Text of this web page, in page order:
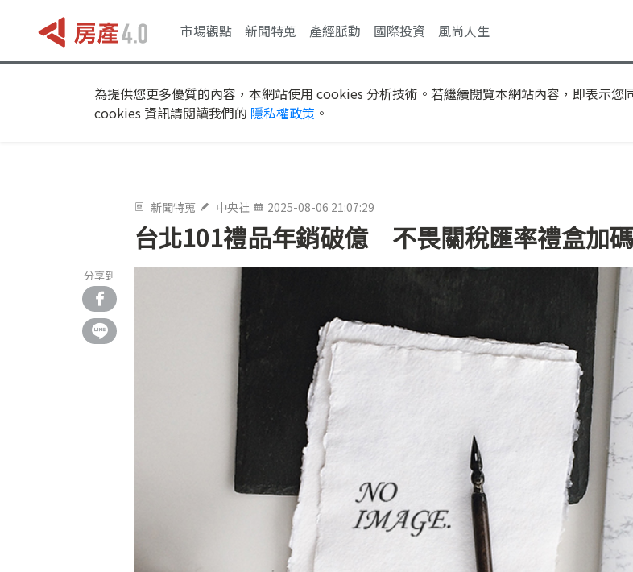
市場觀點 新聞特蒐 產經脈動 國際投資 風尚人生
為提供您更多優質的內容，本網站使用 cookies 分析技術。若繼續閱覽本網站內容，即表示您
cookies 資訊請閱讀我們的 隱私權政策 。
新聞特蒐 中央社 2025-08-06 21:07:29
台北101禮品年銷破億 不畏關稅匯率禮盒加
分享到